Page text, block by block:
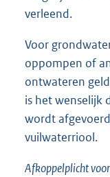
verleend.
Voor
oppompen of
ontwateren
is het wenselijk
wordt
vuilwaterriool.
Afkoppelplicht